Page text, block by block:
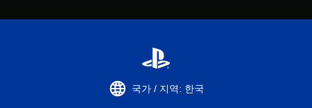
국가 / 지역: 한국